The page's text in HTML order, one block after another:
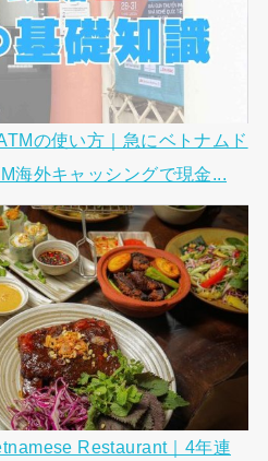
の使い方｜急にベトナムド
海外キャッシングで現金...
Restaurant｜4年連